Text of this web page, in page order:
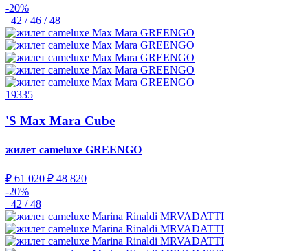
-20%
42 / 46 / 48
19335
'S Max Mara Cube
жилет cameluxe GREENGO
₽ 61 020 ₽ 48 820
-20%
42 / 48